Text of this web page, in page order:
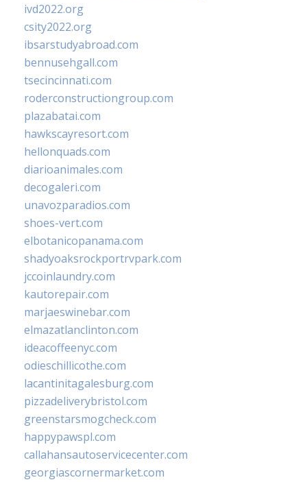
ivd2022.org
csity2022.org
ibsarstudyabroad.com
bennusehgall.com
tsecincinnati.com
roderconstructiongroup.com
plazabatai.com
hawkscayresort.com
hellonquads.com
diarioanimales.com
decogaleri.com
unavozparadios.com
shoes-vert.com
elbotanicopanama.com
shadyoaksrockportrvpark.com
jccoinlaundry.com
kautorepair.com
marjaeswinebar.com
elmazatlanclinton.com
ideacoffeenyc.com
odieschillicothe.com
lacantinitagalesburg.com
pizzadeliverybristol.com
greenstarsmogcheck.com
happypawspl.com
callahansautoservicecenter.com
georgiascornermarket.com